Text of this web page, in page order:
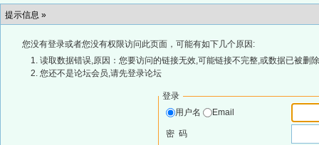
提示信息 »
您没有登录或者您没有权限访问此页面，可能有如下几个原因:
读取数据错误,原因：您要访问的链接无效,可能链接不完整,或数据已被删
您还不是论坛会员,请先登录论坛
登录
用户名
Email
密 码